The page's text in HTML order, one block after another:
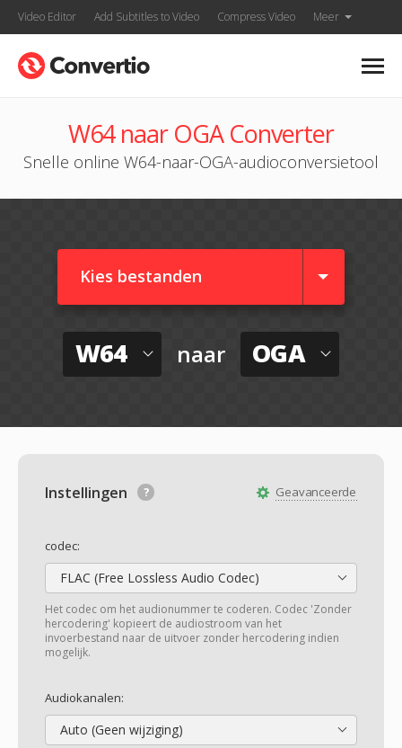
Video Editor Add Subtitles to Video Compress Video Meer
W64 naar OGA Converter
Snelle online W64-naar-OGA-audioconversietool
Kies bestanden
W64 naar OGA
Geavanceerde
Instellingen
codec:
FLAC (Free Lossless Audio Codec)
Het codec om het audionummer te coderen. Codec 'Zonder
hercodering' kopieert de audiostroom van het
invoerbestand naar de uitvoer zonder hercodering indien
mogelijk.
Audiokanalen:
Auto (Geen wijziging)